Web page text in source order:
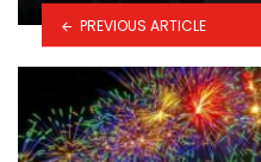
PREVIOUS ARTICLE